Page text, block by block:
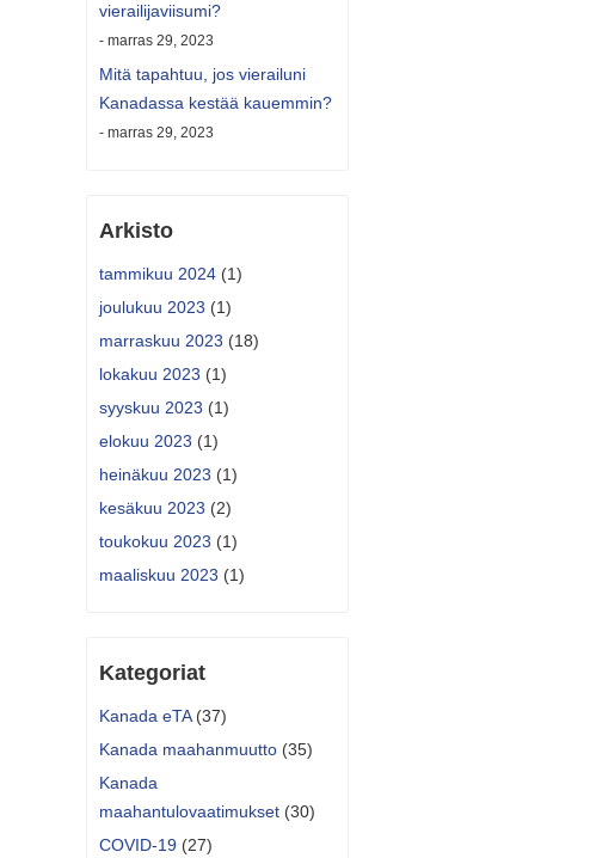
vierailijaviisumi?
- marras 29, 2023
Mitä tapahtuu, jos vierailuni
Kanadassa kestää kauemmin?
- marras 29, 2023
Arkisto
tammikuu 2024 (1)
joulukuu 2023 (1)
marraskuu 2023 (18)
lokakuu 2023 (1)
syyskuu 2023 (1)
elokuu 2023 (1)
heinäkuu 2023 (1)
kesäkuu 2023 (2)
toukokuu 2023 (1)
maaliskuu 2023 (1)
Kategoriat
Kanada eTA(37)
Kanada maahanmuutto (35)
Kanada
maahantulovaatimukset (30)
COVID-19 (27)